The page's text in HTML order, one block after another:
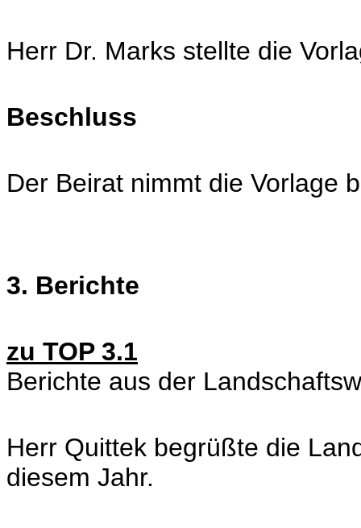
Herr Dr. Marks stellte die
Beschluss
Der Beirat nimmt die Vorlage
3. Berichte
zu TOP 3.1
Berichte aus der
Herr Quittek begrüßte die
diesem Jahr.